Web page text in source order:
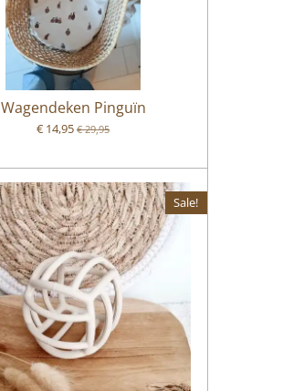
Wagendeken Pinguïn
€ 14,95 € 29,95
Sale!